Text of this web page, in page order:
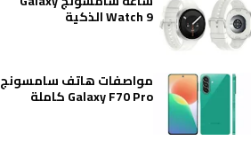
Watch 9 الذكية
مواصفات هاتف سامسونج
Galaxy F70 Pro كاملة